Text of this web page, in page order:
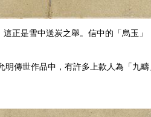
正是雪中送炭之舉。信中的「烏玉」
傳世作品中，有許多上款人為「九